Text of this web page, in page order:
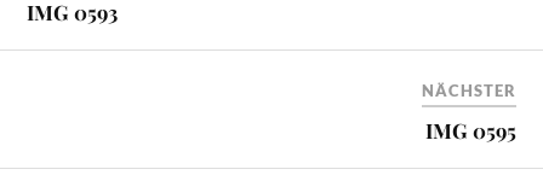
IMG 0593
NÄCHSTER
IMG 0595